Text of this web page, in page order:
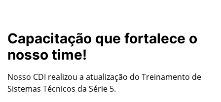
Capacitação que fortalece o
nosso time!
Nosso CDI realizou a atualização do Treinamento de
Sistemas Técnicos da Série 5.